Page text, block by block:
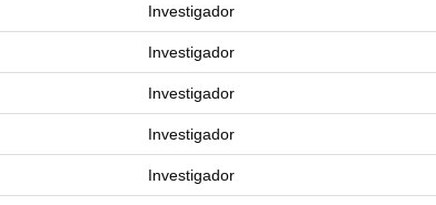
Investigador
Investigador
Investigador
Investigador
Investigador